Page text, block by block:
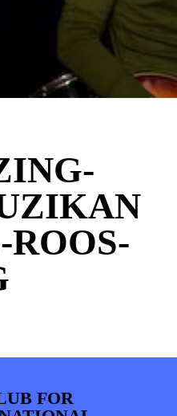
MIJN TICKETS
ROOS-
FOR